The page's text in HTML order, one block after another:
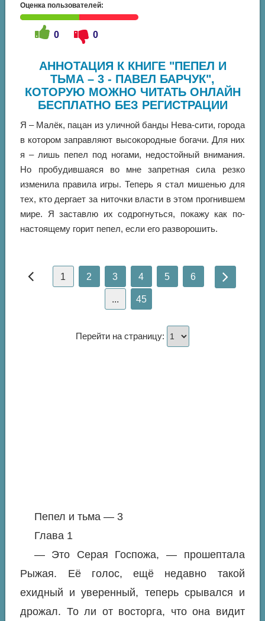
Оценка пользователей:
0 0
АННОТАЦИЯ К КНИГЕ "ПЕПЕЛ И
ТЬМА – 3 - ПАВЕЛ БАРЧУК",
КОТОРУЮ МОЖНО ЧИТАТЬ ОНЛАЙН
БЕСПЛАТНО БЕЗ РЕГИСТРАЦИИ
Я – Малёк, пацан из уличной банды Нева-сити, города
в котором заправляют высокородные богачи. Для них
я – лишь пепел под ногами, недостойный внимания.
Но пробудившаяся во мне запретная сила резко
изменила правила игры. Теперь я стал мишенью для
тех, кто дергает за ниточки власти в этом прогнившем
мире. Я заставлю их содрогнуться, покажу как по-
настоящему горит пепел, если его разворошить.
1 2 3 4 5 6
... 45
Перейти на страницу:
Пепел и тьма — 3
Глава 1
— Это Серая Госпожа, — прошептала
Рыжая. Её голос, ещё недавно такой
ехидный и уверенный, теперь срывался и
дрожал. То ли от восторга, что она видит